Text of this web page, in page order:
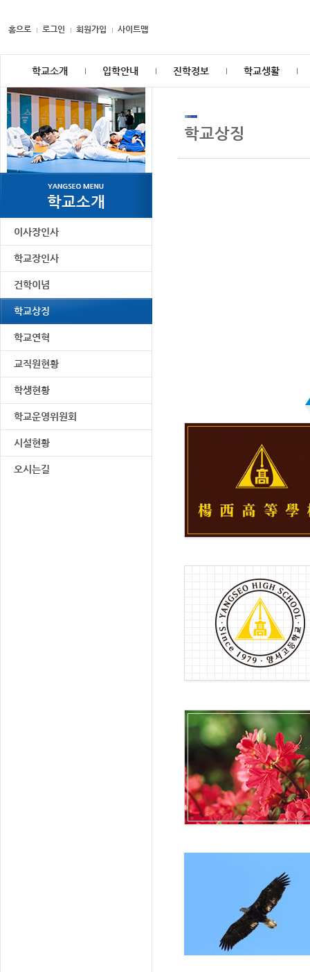
홈으로 로그인 회원가입 사이트맵
학교소개 입학안내 진학정보 학교생활
학교소개
이사장인사
학교장인사
건학이념
학교상징
학교연혁
교직원현황
학생현황
학교운영위원회
시설현황
오시는길
학교상징